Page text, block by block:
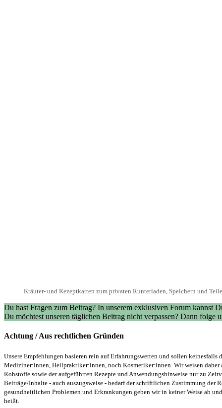
Kräuter- und Rezeptkarten zum privaten Runterladen, Speichern und
Du hast Fragen zum Beitrag? In unserem exklusiven Forum kannst
Du möchtest unseren täglichen Beitrag nicht verpassen? Dann folge
Achtung / Aus rechtlichen Gründen
Unsere Empfehlungen basieren rein auf Erfahrungswerten und sollen
Mediziner:innen, Heilpraktiker:innen, noch Kosmetiker:innen. Wir weisen daher
Rohstoffe sowie der aufgeführten Rezepte und Anwendungshinweise nur zu
Beiträge/Inhalte - auch auszugsweise - bedarf der schriftlichen Zustimmung
gesundheitlichen Problemen und Erkrankungen geben wir in keiner Weise ab
heißt.